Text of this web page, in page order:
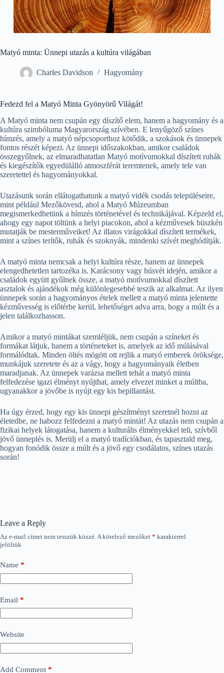
Matyó minta: Ünnepi utazás a kultúra világában
Charles Davidson Hagyomány
Fedezd fel a Matyó Minta Gyönyörű Világát!
A Matyó minta nem csupán egy díszítő elem, hanem a hagyomány és a
kultúra szimbóluma Magyarország szívében. E lenyűgöző színes
hímzés, amely a matyó népcsoporthoz kötődik, a szokások és ünnepek
fontos részét képezi. Az ünnepi időszakokban, amikor családok
összegyűlnek, az elmaradhatatlan Matyó motívumokkal díszített ruhák
és kiegészítők egyedülálló atmoszférát teremtenek, amely tele van
szeretettel és hagyományokkal.
Utazásunk során ellátogathatunk a matyó vidék csodás településeire,
mint például Mezőkövesd, ahol a Matyó Múzeumban
megismerkedhetünk a hímzés történetével és technikájával. Képzeld el,
ahogy egy napot töltünk a helyi piacokon, ahol a kézművesek büszkén
mutatják be mesterműveiket! Az illatos virágokkal díszített termékek,
mint a színes terítők, ruhák és szoknyák, mindenki szívét meghódítják.
A matyó minta nemcsak a helyi kultúra része, hanem az ünnepek
elengedhetetlen tartozéka is. Karácsony vagy húsvét idején, amikor a
családok együtt gyűlnek össze, a matyó motívumokkal díszített
asztalok és ajándékok még különlegesebbé teszik az alkalmat. Az ilyen
ünnepek során a hagyományos ételek mellett a matyó minta jelentette
kézművesség is előtérbe kerül, lehetőséget adva arra, hogy a múlt és a
jelen találkozhasson.
Amikor a matyó mintákat szemléljük, nem csupán a színeket és
formákat látjuk, hanem a történeteket is, amelyek az idő múlásával
formálódtak. Minden öltés mögött ott rejlik a matyó emberek öröksége,
munkájuk szeretete és az a vágy, hogy a hagyományaik életben
maradjanak. Az ünnepek varázsa mellett tehát a matyó minta
felfedezése igazi élményt nyújthat, amely elvezet minket a múltba,
ugyanakkor a jövőbe is nyújt egy kis bepillantást.
Ha úgy érzed, hogy egy kis ünnepi gészítményt szeretnél hozni az
életedbe, ne habozz felfedezni a matyó mintát! Az utazás nem csupán a
fizikai helyek látogatása, hanem a kulturális élményekkel teli, szívből
jövő ünneplés is. Merülj el a matyó tradíciókban, és tapasztald meg,
hogyan fonódik össze a múlt és a jövő egy csodálatos, színes utazás
során!
Leave a Reply
Az e-mail címet nem tesszük közzé.A kötelező mezőket * karakterrel
jelöltük
Name *
Email *
Website
Add Comment *